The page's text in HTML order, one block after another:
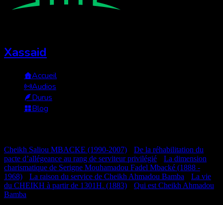
Xassaid
Accueil
Audios
Durus
Blog
Cheikh Saliou MBACKE (1990-2007)
De la réhabilitation du
pacte d’allégeance au rang de serviteur privilégié
La dimension
charismatique de Serigne Mouhamadou Fadel Mbacké (1888 -
1968)
La raison du service de Cheikh Ahmadou Bamba
La vie
du CHEIKH à partir de 1301H. (1883)
Qui est Cheikh Ahmadou
Bamba